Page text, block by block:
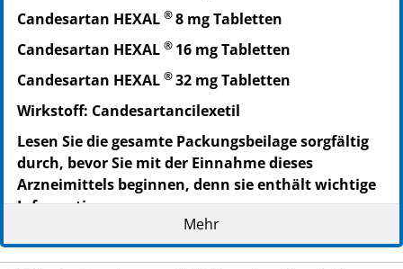
PPN: 110939061794
NTIN: 04150093906171
PZN: 09390623
PPN: 110939062360
NTIN: 04150093906232
PZN: 09390646
PPN: 110939064616
NTIN: 04150093906461
Candesartan HEXAL ®8 mg Tabletten
Candesartan HEXAL ® 16 mg Tabletten
Candesartan HEXAL ®32 mg Tabletten
Wirkstoff: Candesartancilexetil
Lesen Sie die gesamte Packungsbeilage sorgfältig
durch, bevor Sie mit der Einnahme dieses
Arzneimittels beginnen, denn sie enthält wichtige
Informationen.
Heben Sie die Packungsbeilage auf. Vielleicht
möchten Sie diese später nochmals lesen.
Mehr